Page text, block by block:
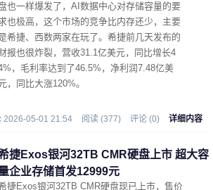
也一样爆发了，AI数据中心对存储容量的要
也极高，这个市场的竞争比内存还少，主要
希捷、西数两家在玩了。希捷前几天发布的
报也很炸裂，营收31.1亿美元，同比增长4
，毛利率达到了46.5%，净利润7.48亿美
，同比大涨120%。
2026-05-01 21:54 阅读 (377) 评论 (0) 详细内容
捷Exos银河32TB CMR硬盘上市 超大容
企业存储首发12999元
捷Exos银河32TB CMR硬盘现已上市，售价